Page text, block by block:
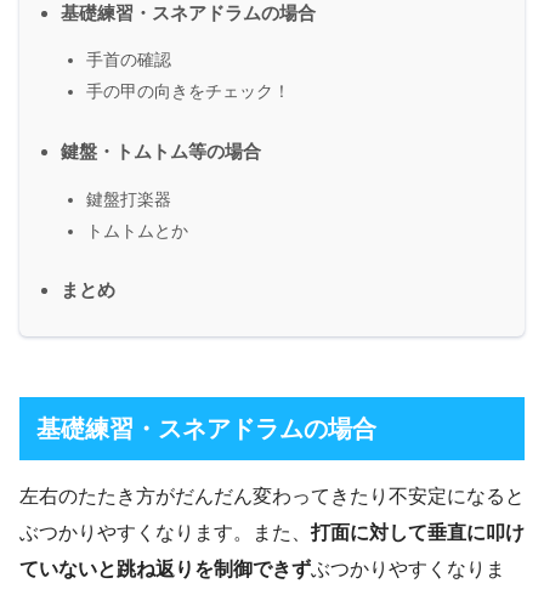
基礎練習・スネアドラムの場合
手首の確認
手の甲の向きをチェック！
鍵盤・トムトム等の場合
鍵盤打楽器
トムトムとか
まとめ
基礎練習・スネアドラムの場合
左右のたたき方がだんだん変わってきたり不安定になると
ぶつかりやすくなります。また、 打面に対して垂直に叩け
ていないと跳ね返りを制御できずぶつかりやすくなりま